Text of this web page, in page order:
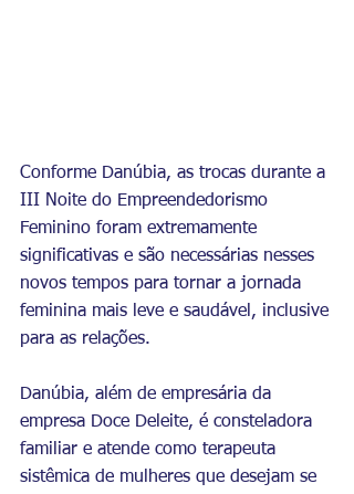
Conforme Danúbia, as trocas durante a
III Noite do Empreendedorismo
Feminino foram extremamente
significativas e são necessárias nesses
novos tempos para tornar a jornada
feminina mais leve e saudável, inclusive
para as relações.
Danúbia, além de empresária da
empresa Doce Deleite, é consteladora
familiar e atende como terapeuta
sistêmica de mulheres que desejam se